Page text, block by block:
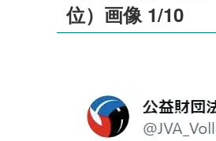
位）画像 1/10